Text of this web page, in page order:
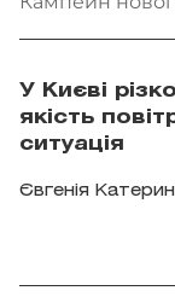
У Києві
якість
ситуація
Євгенія